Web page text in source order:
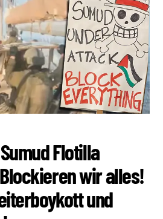
Flotilla
wir alles!
und